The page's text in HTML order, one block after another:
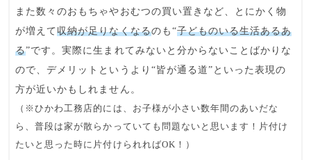
また数々のおもちゃやおむつの買い置きなど、とにかく物
が増えて収納が足りなくなるのも“子どものいる生活あるあ
る”です。実際に生まれてみないと分からないことばかりな
ので、デメリットというより“皆が通る道”といった表現の
方が近いかもしれません。
（※ひかわ工務店的には、お子様が小さい数年間のあいだな
ら、普段は家が散らかっていても問題ないと思います！片付け
たいと思った時に片付けられればOK！）